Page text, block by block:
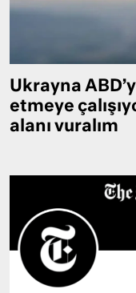
Ukrayna
etmeye
alanı vuralım